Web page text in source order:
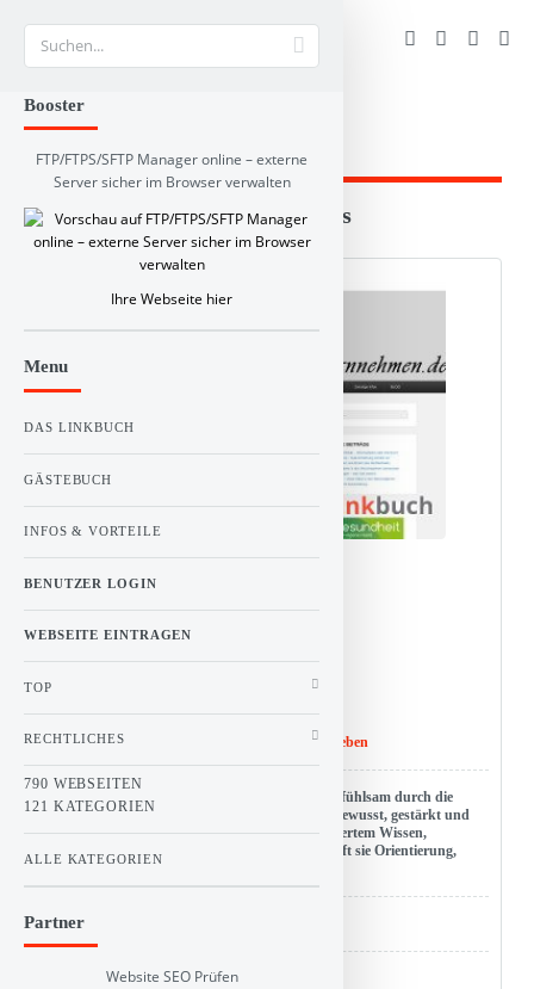
Branchen und RSS-Verzeichnis
Web Info Schlagworte Kommentare RSS Feed:
0
Titel :Wechseljahre annehmen und glücklicher leben
Beschreibung : Die Webseite begleitet Frauen einfühlsam durch die
Wechseljahre und zeigt, wie diese Lebensphase bewusst, gestärkt und
selbstbestimmt gestaltet werden kann. Mit fundiertem Wissen,
praktischen Impulsen und Kursangeboten schafft sie Orientierung,
Vertrauen und neue Perspektiven.
URL : wechseljahre-annehmen.de
Booster
FTP/FTPS/SFTP Manager online – externe
Server sicher im Browser verwalten
Ihre Webseite hier
Menu
DAS LINKBUCH
GÄSTEBUCH
INFOS & VORTEILE
BENUTZER LOGIN
WEBSEITE EINTRAGEN
TOP
RECHTLICHES
790 WEBSEITEN
121 KATEGORIEN
ALLE KATEGORIEN
Partner
Website SEO Prüfen